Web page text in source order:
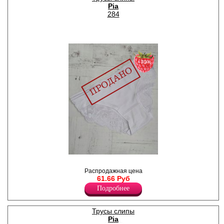
Pia
284
средней линией талии из
хлопка, с кружевными
вставками на задней части
изделия, х/б ластовица.
Хлопок 95%
Эластан 5%
−70%
Распродажная цена
61.66 Руб
Подробнее
Трусы слипы
Pia